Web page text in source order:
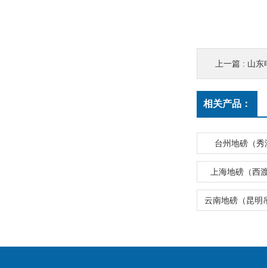
上一篇 : 山东
相关产品：
台州地磅（
上海地磅（西